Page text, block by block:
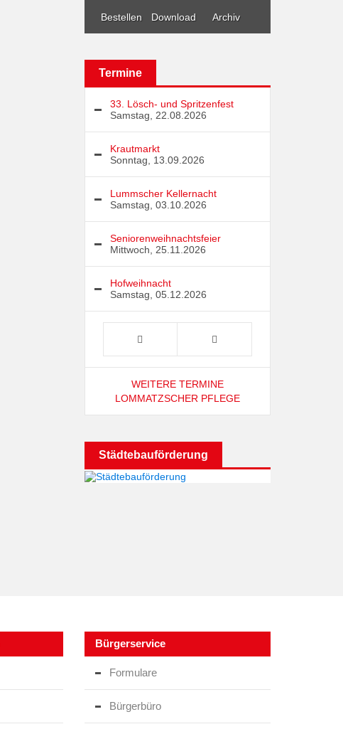
Bestellen Download Archiv
Termine
33. Lösch- und Spritzenfest
Samstag, 22.08.2026
Krautmarkt
Sonntag, 13.09.2026
Lummscher Kellernacht
Samstag, 03.10.2026
Seniorenweihnachtsfeier
Mittwoch, 25.11.2026
Hofweihnacht
Samstag, 05.12.2026
WEITERE TERMINE
LOMMATZSCHER PFLEGE
Städtebauförderung
Bürgerservice
Formulare
Bürgerbüro